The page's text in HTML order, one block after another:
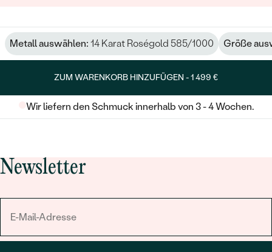
Metall auswählen: 14 Karat Roségold 585/1000 Größe
ZUM WARENKORB HINZUFÜGEN -1 499 €
Wir liefern den Schmuck innerhalb von 3 - 4 Wochen.
Newsletter